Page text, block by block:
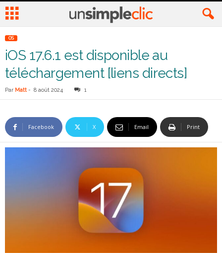
OS
iOS 17.6.1 est disponible au
téléchargement [liens directs]
Par Matt - 8 août 2024 1
Facebook X Email Print